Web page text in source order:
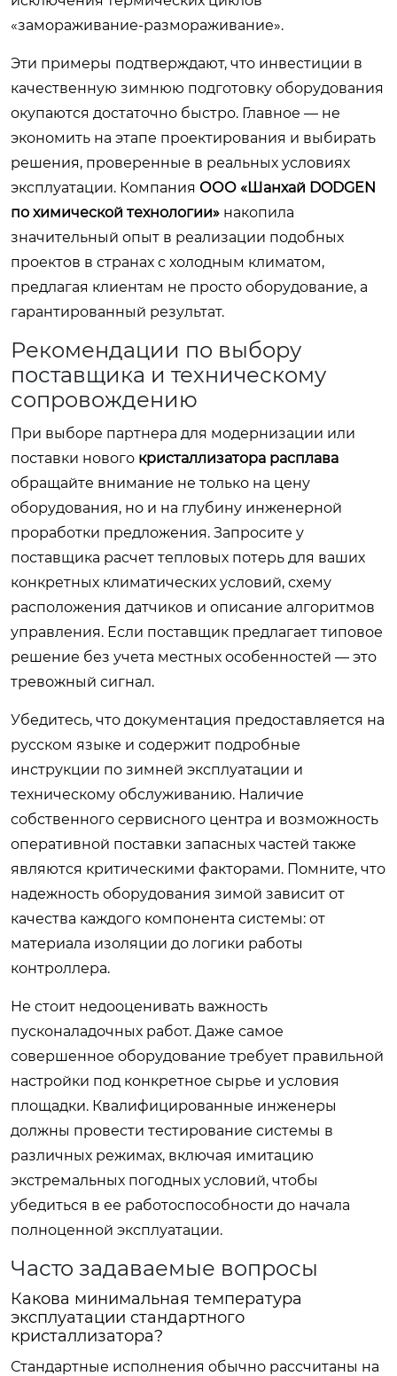
«замораживание-размораживание».
Эти примеры подтверждают, что инвестиции в
качественную зимнюю подготовку оборудования
окупаются достаточно быстро. Главное — не
экономить на этапе проектирования и выбирать
решения, проверенные в реальных условиях
эксплуатации. Компания ООО «Шанхай DODGEN
по химической технологии» накопила
значительный опыт в реализации подобных
проектов в странах с холодным климатом,
предлагая клиентам не просто оборудование, а
гарантированный результат.
Рекомендации по выбору
поставщика и техническому
сопровождению
При выборе партнера для модернизации или
поставки нового кристаллизатора расплава
обращайте внимание не только на цену
оборудования, но и на глубину инженерной
проработки предложения. Запросите у
поставщика расчет тепловых потерь для ваших
конкретных климатических условий, схему
расположения датчиков и описание алгоритмов
управления. Если поставщик предлагает типовое
решение без учета местных особенностей — это
тревожный сигнал.
Убедитесь, что документация предоставляется на
русском языке и содержит подробные
инструкции по зимней эксплуатации и
техническому обслуживанию. Наличие
собственного сервисного центра и возможность
оперативной поставки запасных частей также
являются критическими факторами. Помните, что
надежность оборудования зимой зависит от
качества каждого компонента системы: от
материала изоляции до логики работы
контроллера.
Не стоит недооценивать важность
пусконаладочных работ. Даже самое
совершенное оборудование требует правильной
настройки под конкретное сырье и условия
площадки. Квалифицированные инженеры
должны провести тестирование системы в
различных режимах, включая имитацию
экстремальных погодных условий, чтобы
убедиться в ее работоспособности до начала
полноценной эксплуатации.
Часто задаваемые вопросы
Какова минимальная температура
эксплуатации стандартного
кристаллизатора?
Стандартные исполнения обычно рассчитаны на